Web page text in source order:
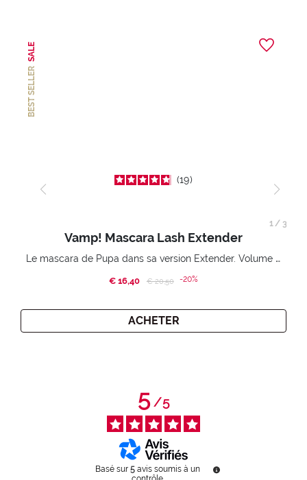
BEST SELLER
SALE
19
Vamp! Mascara Lash Extender
Le mascara de Pupa dans sa version Extender. Volume extension 3D. Des cils amplifiés et liftés à l’infini.
€ 16,40 Price reduced from
€ 20,50to-20%
ACHETER
1 / 3
5/5
Basé sur 5 avis soumis à un